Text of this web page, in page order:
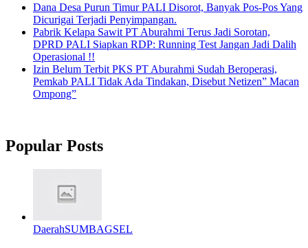
Dana Desa Purun Timur PALI Disorot, Banyak Pos-Pos Yang
Dicurigai Terjadi Penyimpangan.
Pabrik Kelapa Sawit PT Aburahmi Terus Jadi Sorotan,
DPRD PALI Siapkan RDP: Running Test Jangan Jadi Dalih
Operasional !!
Izin Belum Terbit PKS PT Aburahmi Sudah Beroperasi,
Pemkab PALI Tidak Ada Tindakan, Disebut Netizen” Macan
Ompong”
Popular Posts
DaerahSUMBAGSEL